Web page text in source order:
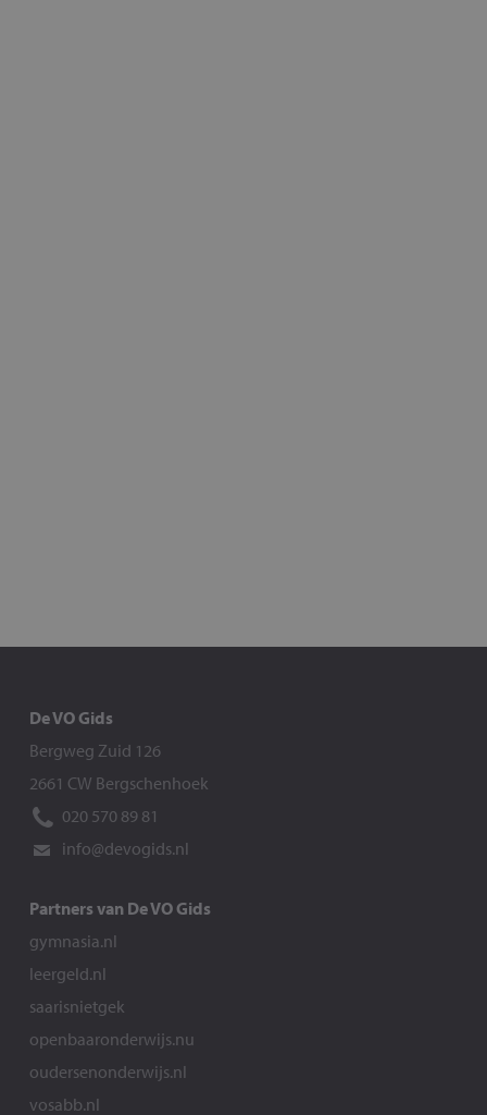
De VO Gids
Bergweg Zuid 126
2661 CW Bergschenhoek
020 570 89 81
info@devogids.nl
Partners van De VO Gids
gymnasia.nl
leergeld.nl
saarisnietgek
openbaaronderwijs.nu
oudersenonderwijs.nl
vosabb.nl